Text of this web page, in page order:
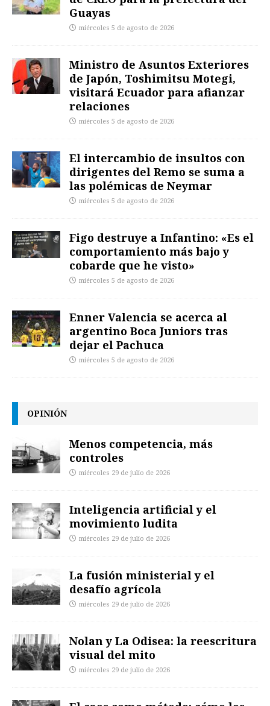
Guayas
miércoles 5 de agosto de 2026
Ministro de Asuntos Exteriores
de Japón, Toshimitsu Motegi,
visitará Ecuador para afianzar
relaciones
miércoles 5 de agosto de 2026
El intercambio de insultos con
dirigentes del Remo se suma a
las polémicas de Neymar
miércoles 5 de agosto de 2026
Figo destruye a Infantino: «Es el
comportamiento más bajo y
cobarde que he visto»
miércoles 5 de agosto de 2026
Enner Valencia se acerca al
argentino Boca Juniors tras
dejar el Pachuca
miércoles 5 de agosto de 2026
OPINIÓN
Menos competencia, más
controles
miércoles 29 de julio de 2026
Inteligencia artificial y el
movimiento ludita
miércoles 29 de julio de 2026
La fusión ministerial y el
desafío agrícola
miércoles 29 de julio de 2026
Nolan y La Odisea: la reescritura
visual del mito
miércoles 29 de julio de 2026